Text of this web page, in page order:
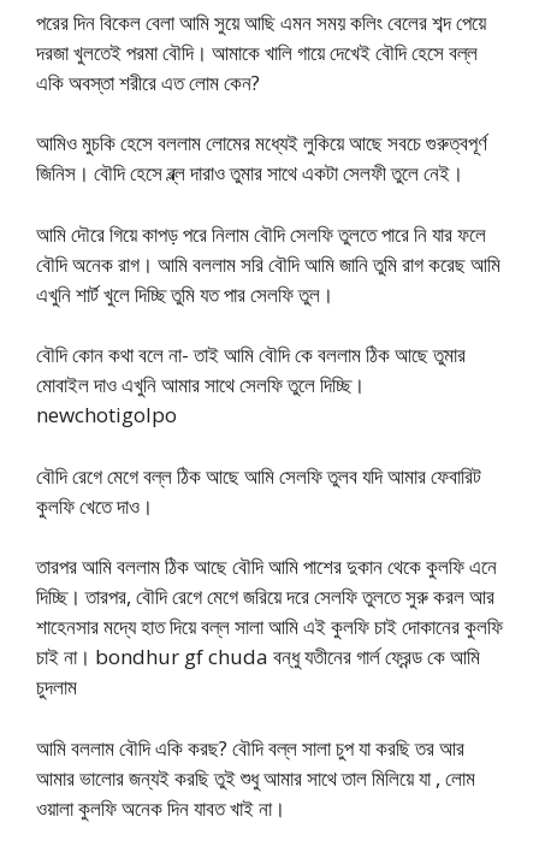
পরের দিন বিকেল বেলা আমি সুয়ে আছি এমন সময় কলিং বেলের শব্দ পেয়ে
দরজা খুলতেই পরমা বৌদি। আমাকে খালি গায়ে দেখেই বৌদি হেসে বল্ল
একি অবস্তা শরীরে এত লোম কেন?
আমিও মুচকি হেসে বললাম লোমের মধ্যেই লুকিয়ে আছে সবচে গুরুত্বপূর্ণ
জিনিস। বৌদি হেসে ব্ল্ল দারাও তুমার সাথে একটা সেলফী তুলে নেই।
আমি দৌরে গিয়ে কাপড় পরে নিলাম বৌদি সেলফি তুলতে পারে নি যার ফলে
বৌদি অনেক রাগ। আমি বললাম সরি বৌদি আমি জানি তুমি রাগ করেছ আমি
এখুনি শার্ট খুলে দিচ্ছি তুমি যত পার সেলফি তুল।
বৌদি কোন কথা বলে না- তাই আমি বৌদি কে বললাম ঠিক আছে তুমার
মোবাইল দাও এখুনি আমার সাথে সেলফি তুলে দিচ্ছি।
newchotigolpo
বৌদি রেগে মেগে বল্ল ঠিক আছে আমি সেলফি তুলব যদি আমার ফেবারিট
কুলফি খেতে দাও।
তারপর আমি বললাম ঠিক আছে বৌদি আমি পাশের দুকান থেকে কুলফি এনে
দিচ্ছি। তারপর, বৌদি রেগে মেগে জরিয়ে দরে সেলফি তুলতে সুরু করল আর
শাহেনসার মদ্যে হাত দিয়ে বল্ল সালা আমি এই কুলফি চাই দোকানের কুলফি
চাই না। bondhur gf chuda বন্ধু যতীনের গার্ল ফ্রেন্ড কে আমি
চুদলাম
আমি বললাম বৌদি একি করছ? বৌদি বল্ল সালা চুপ যা করছি তর আর
আমার ভালোর জন্যই করছি তুই শুধু আমার সাথে তাল মিলিয়ে যা , লোম
ওয়ালা কুলফি অনেক দিন যাবত খাই না।